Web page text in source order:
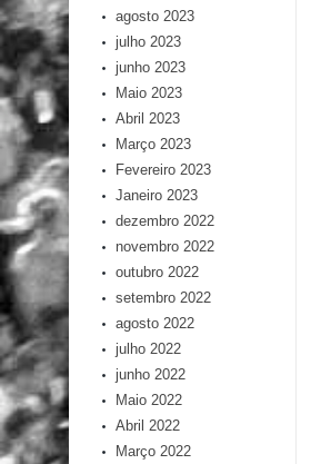
agosto 2023
julho 2023
junho 2023
Maio 2023
Abril 2023
Março 2023
Fevereiro 2023
Janeiro 2023
dezembro 2022
novembro 2022
outubro 2022
setembro 2022
agosto 2022
julho 2022
junho 2022
Maio 2022
Abril 2022
Março 2022